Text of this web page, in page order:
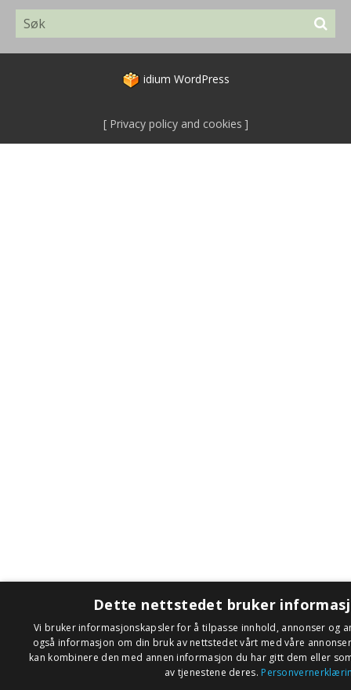
idium WordPress
Privacy policy and cookies
Dette nettstedet bruker
Vi bruker informasjonskapsler for å tilpasse innhold, annonser og
også informasjon om din bruk av nettstedet vårt med våre
kan kombinere den med annen informasjon du har gitt dem eller
av tjenestene deres.